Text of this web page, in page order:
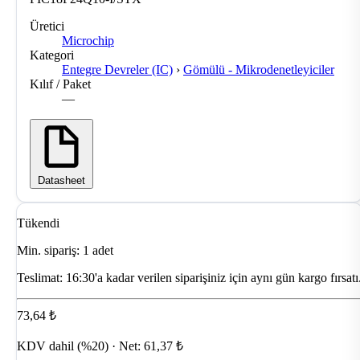
Üretici
Microchip
Kategori
Entegre Devreler (IC) › Gömülü - Mikrodenetleyiciler
Kılıf / Paket
—
Datasheet
Tükendi
Min. sipariş: 1 adet
Teslimat: 16:30'a kadar verilen siparişiniz için aynı gün kargo
73,64 ₺
KDV dahil (%20) · Net: 61,37 ₺